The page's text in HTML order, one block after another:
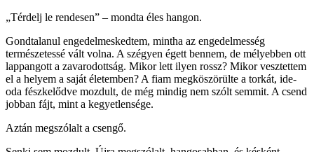
„Térdelj le rendesen” – mondta éles hangon.
Gondtalanul engedelmeskedtem, mintha az engedelmesség
természetessé vált volna. A szégyen égett bennem, de mélyebben ott
lappangott a zavarodottság. Mikor lett ilyen rossz? Mikor vesztettem
el a helyem a saját életemben? A fiam megköszörülte a torkát, ide-
oda fészkelődve mozdult, de még mindig nem szólt semmit. A csend
jobban fájt, mint a kegyetlensége.
Aztán megszólalt a csengő.